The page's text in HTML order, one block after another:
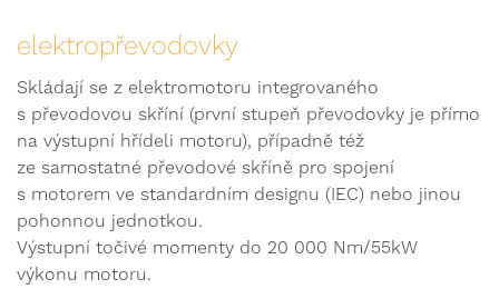
elektropřevodovky
Skládají se z elektromotoru integrovaného
s převodovou skříní (první stupeň převodovky je přímo
na výstupní hřídeli motoru), případně též
ze samostatné převodové skříně pro spojení
s motorem ve standardním designu (IEC) nebo jinou
pohonnou jednotkou.
Výstupní točivé momenty do 20 000 Nm/55kW
výkonu motoru.